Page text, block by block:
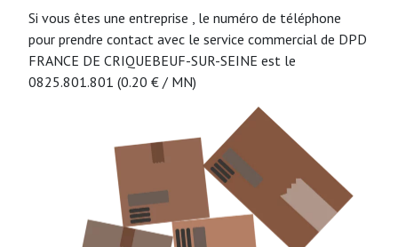
Si vous êtes une entreprise , le numéro de téléphone
pour prendre contact avec le service commercial de DPD
FRANCE DE CRIQUEBEUF-SUR-SEINE est le
0825.801.801 (0.20 € / MN)